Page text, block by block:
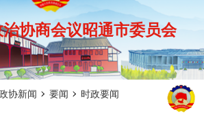
协商会议昭通市委员会
协新闻 要闻 时政要闻